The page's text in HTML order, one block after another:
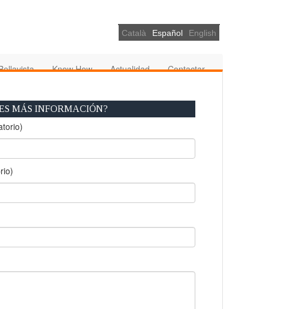
Català Español English
Know How Actualidad Contactar
MÁS INFORMACIÓN?